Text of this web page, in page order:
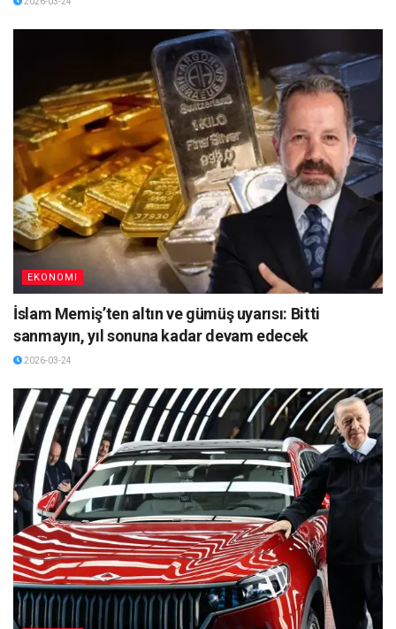
EKONOMI
İslam Memiş’ten altın ve gümüş uyarısı: Bitti
sanmayın, yıl sonuna kadar devam edecek
2026-03-24